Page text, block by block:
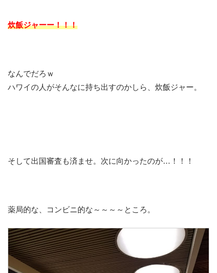
炊飯ジャーー！！！
なんでだろｗ
ハワイの人がそんなに持ち出すのかしら、炊飯ジャー。
そして出国審査も済ませ。次に向かったのが…！！！
薬局的な、コンビニ的な～～～～ところ。